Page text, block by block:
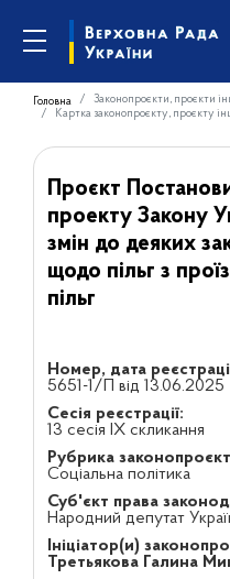
Головна Законопроєкти, проєкти
Картка законопроєкту, проєкту
Проєкт
проекту Закону
змін до деяких
щодо пільг з
пільг
Номер, дата
5651-1/П від 13.06.2025
Сесія реєстрації:
13 сесія IX скликання
Рубрика
Соціальна політика
Суб'єкт права
Народний депутат
Ініціатор(и)
Третьякова Галина